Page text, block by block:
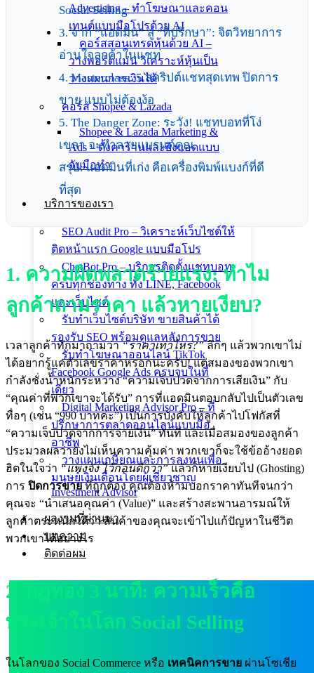
Advertising – ทำโฆษณาและคอน
เทนต์แบบมือโปรด้วย AI
คอร์สสอนเทรดหุ้นด้วย AI –
วางพอร์ตแม่น วิเคราะห์หุ้นเป็น
วางแผนการเงินได้
คอร์ส Shopee & Lazada
Shopee & Lazada Marketing &
Ads – ตั้งค่าร้านและยิงแอดแบบ
จับมือทำ
บริการของเรา
SEO Audit Pro – วิเคราะห์เว็บไซต์ให้
ติดหน้าแรก Google แบบมือโปร
ChatBot Pro – บริการติดตั้งแชทบอท
ครบทุกช่องทาง ทั้ง LINE, Facebook
และเว็บไซต์
รับทำเว็บไซต์บริษัท ขายสินค้าได้
รองรับ SEO พร้อมดูแลหลังการขาย
รับทำโฆษณาออนไลน์ TikTok
Facebook Google Ads ครบจบในที่
เดียว
Digital Marketing Advisor Pro – ที่
ปรึกษาการตลาดออนไลน์แบบมือ
อาชีพ
วางแผนเกษียณและการลงทุนเพื่อ
มนุษย์เงินเดือนโดยผู้เชี่ยวชาญ
Investment Advisor
ผลงานที่ผ่านมา
บทความ
ติดต่อผม
Social Selling
3. จาก “แอดมิน” สู่ “ที่ปรึกษา”: จิตวิทยาการ
อ่านใจลูกค้าในแชท
4. Masterclass: 5 สคริปต์แชทสุดเทพ ปิดการ
ขาย แบบไม่ต้องง้อ
5. The Danger Zone: ระวัง! แชทบอทที่โง่
เขลา จะทำลายแบรนด์คุณ
สรุป: แอดมินที่เก่ง คือเครื่องพิมพ์แบงก์ที่ดี
ที่สุด
1. ความผิดพลาดร้ายแรง: ทำไม
ลูกค้าถามราคา แล้วหายเงียบ?
เวลาลูกค้าทักมาถามว่า“ราคาเท่าไหร่?”ลึกๆ แล้วพวกเขาไม่
ได้อยากรู้แค่ตัวเลขราคาหรอกนะครับ! แต่สมองของพวกเขา
กำลังชั่งน้ำหนักระหว่าง “ความเจ็บปวดจากการเสียเงิน” กับ
“คุณค่าที่พวกเขาจะได้รับ” การที่แอดมินตอบกลับไปเป็นตัวเลข
ทื่อๆ (เช่น “990 บาทค่ะ”) เป็นการบังคับให้ลูกค้าไปโฟกัสที่
“ความเจ็บปวดจากการจ่ายเงิน” ทันที และเมื่อสมองของลูกค้า
ประมวลผลว่ายังไม่เห็นความคุ้มค่า พวกเขาก็จะใช้ข้ออ้างยอด
ฮิตในใจว่า “แพงจัง ไว้ก่อนดีกว่า”แล้วก็หายเงียบไป (Ghosting)
การ ปิดการขายที่ถูกต้อง คุณต้องห้ามบอกราคาทันทีจนกว่า
คุณจะ “นำเสนอคุณค่า (Value)” และสร้างสะพานอารมณ์ให้
ลูกค้าตระหนักได้ว่า สินค้าของคุณจะเข้าไปแก้ปัญหาในชีวิต
พวกเขาได้อย่างไร
2. กฎทอง 3 นาที: ความเร็วคือ
พระเจ้าในโลก Social Selling
ในโลกของ Social Commerce หรือ เทคนิคการขาย ผ่านโซเชีย